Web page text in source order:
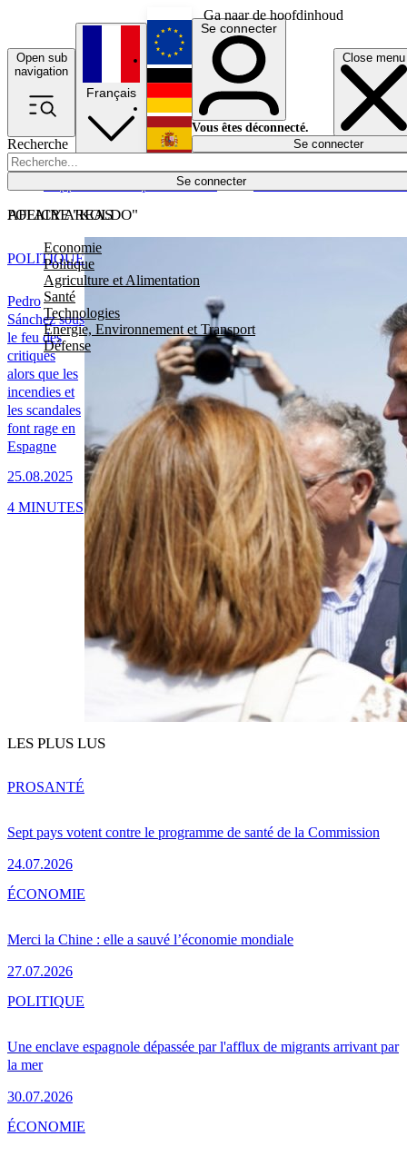
Ga naar de hoofdinhoud
Open sub
navigation
Close menu
Recherche
Se connecter
POLICY AREAS
Economie
Politique
Agriculture et Alimentation
Santé
Technologies
Energie, Environnement et Transport
Défense
Économie
Français
English
Deutsch
Español
Se connecter
Vous êtes déconnecté.
Se connecter
AFFAIRE "KOLDO"
Pedro
Sánchez sous
le feu des
critiques
alors que les
incendies et
les scandales
font rage en
Espagne
25.08.2025
POLITIQUE
4 MINUTES
LES PLUS LUS
Sept pays votent contre le programme de santé de la Commission
24.07.2026
PROSANTÉ
Merci la Chine : elle a sauvé l’économie mondiale
27.07.2026
ÉCONOMIE
Une enclave espagnole dépassée par l'afflux de migrants arrivant par
la mer
30.07.2026
POLITIQUE
ÉCONOMIE